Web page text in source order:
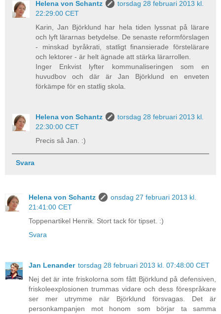
Helena von Schantz
torsdag 28 februari 2013 kl.
22:29:00 CET
Karin, Jan Björklund har hela tiden lyssnat på lärare
och lyft lärarnas betydelse. De senaste reformförslagen
- minskad byråkrati, statligt finansierade förstelärare
och lektorer - är helt ägnade att stärka lärarrollen.
Inger Enkvist lyfter kommunaliseringen som en
huvudbov och där är Jan Björklund en enveten
förkämpe för en statlig skola.
Helena von Schantz
torsdag 28 februari 2013 kl.
22:30:00 CET
Precis så Jan. :)
Svara
Helena von Schantz
onsdag 27 februari 2013 kl.
21:41:00 CET
Toppenartikel Henrik. Stort tack för tipset. :)
Svara
Jan Lenander torsdag 28 februari 2013 kl. 07:48:00 CET
Nej det är inte friskolorna som fått Björklund på defensiven,
friskoleexplosionen trummas vidare och dess förespråkare
ser mer utrymme när Björklund försvagas. Det är
personkampanjen mot honom som börjar ta samma